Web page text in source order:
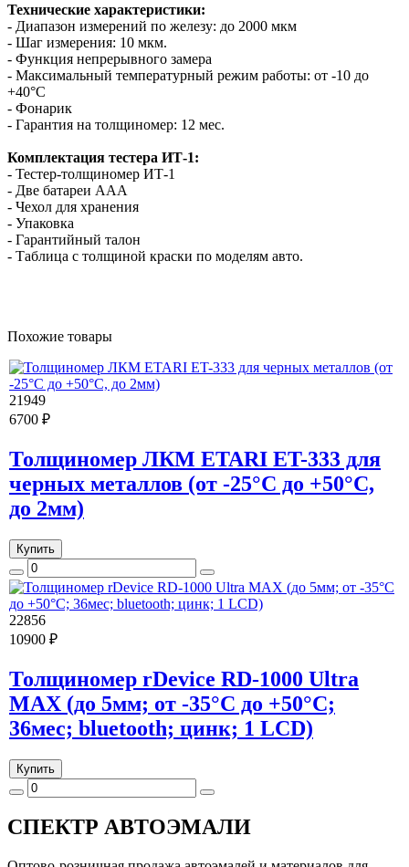
Технические характеристики:
- Диапазон измерений по железу: до 2000 мкм
- Шаг измерения: 10 мкм.
- Функция непрерывного замера
- Максимальный температурный режим работы: от -10 до
+40°С
- Фонарик
- Гарантия на толщиномер: 12 мес.
Комплектация тестера ИТ-1:
- Тестер-толщиномер ИТ-1
- Две батареи ААА
- Чехол для хранения
- Упаковка
- Гарантийный талон
- Таблица с толщиной краски по моделям авто.
Похожие товары
21949
6700 ₽
Толщиномер ЛКМ ETARI ET-333 для
черных металлов (от -25°С до +50°С,
до 2мм)
Купить
22856
10900 ₽
Толщиномер rDevice RD-1000 Ultra
MAX (до 5мм; от -35°С до +50°С;
36мес; bluetooth; цинк; 1 LCD)
Купить
СПЕКТР АВТОЭМАЛИ